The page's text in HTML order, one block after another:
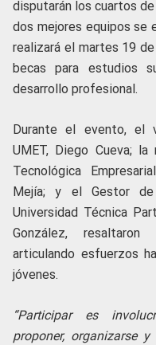
disputarán los cuartos
dos mejores equipos se
realizará el martes 19
becas para estudios
desarrollo profesional.
Durante el evento, el
UMET, Diego Cueva;
Tecnológica
Mejía; y el Gestor
Universidad Técnica
González,
articulando esfuerzos
jóvenes.
“Participar es
proponer, organizarse